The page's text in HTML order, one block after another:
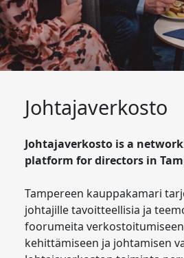
Johtajaverkosto
Johtajaverkosto is a
platform for directors in
Tampereen kauppakamari
johtajille tavoitteellisia ja
foorumeita
kehittämiseen ja johtamisen